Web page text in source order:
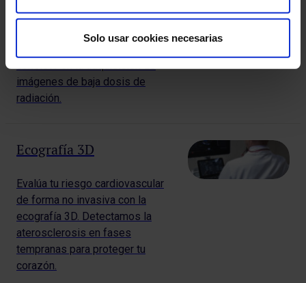
Solo usar cookies necesarias
Uno de los mayores avances en
el diagnóstico mamario es la
consiste en la adquisición de
imágenes de baja dosis de
radiación.
Ecografía 3D
Evalúa tu riesgo cardiovascular
de forma no invasiva con la
ecografía 3D. Detectamos la
aterosclerosis en fases
tempranas para proteger tu
corazón.